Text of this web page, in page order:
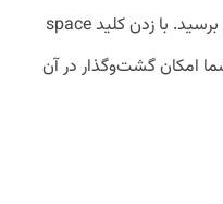
را انتخاب کنید تا به محل برگزاری بازی برسید. با زدن کلید space
امکان گشت‌وگذار در آن